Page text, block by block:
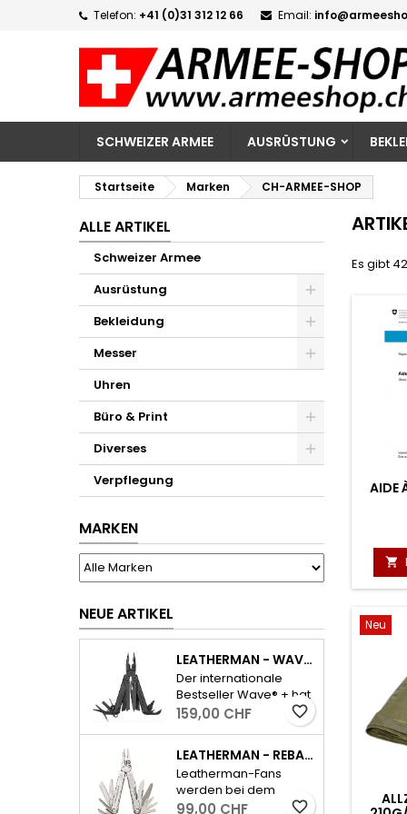
Telefon: +41 (0)31 312 12 66 Email:
SCHWEIZER ARMEE AUSRÜSTUNG
Startseite Marken CH-ARMEE-SHOP
ALLE ARTIKEL
Schweizer Armee
Ausrüstung
Bekleidung
Messer
Uhren
Büro & Print
Diverses
Verpflegung
MARKEN
NEUE ARTIKEL
LEATHERMAN - WAVE PLUS INKL. ETUI - SCHWARZ
Der internationale
Bestseller Wave® + hat
alle wichtigen Tools für
den Alltag und dazu
auswechselbaren,
widerstandsfähigen
Drahtschneider.
- Feststellbare
159,00 CHF favorite_border
LEATHERMAN - REBAR - SILBER
Leatherman-Fans
werden bei dem
neuen Rebar sofort die
99,00 CHF favorite_border
Es gibt
AIDE

Neu
add_circle_outline